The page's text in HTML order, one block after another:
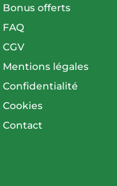
Bonus offerts
FAQ
CGV
Mentions légales
Confidentialité
Cookies
Contact